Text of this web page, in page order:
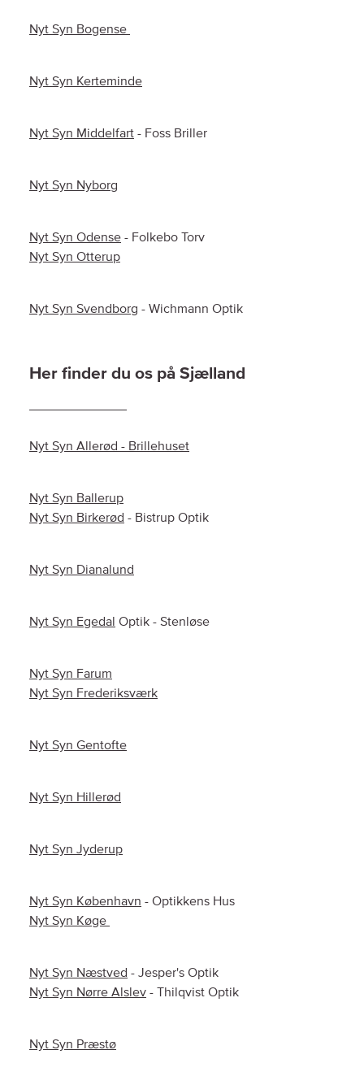
Nyt Syn Bogense
Nyt Syn Kerteminde
Nyt Syn Middelfart - Foss Briller
Nyt Syn Nyborg
Nyt Syn Odense - Folkebo Torv
Nyt Syn Otterup
Nyt Syn Svendborg - Wichmann Optik
Her finder du os på Sjælland
Nyt Syn Allerød - Brillehuset
Nyt Syn Ballerup
Nyt Syn Birkerød - Bistrup Optik
Nyt Syn Dianalund
Nyt Syn Egedal Optik - Stenløse
Nyt Syn Farum
Nyt Syn Frederiksværk
Nyt Syn Gentofte
Nyt Syn Hillerød
Nyt Syn Jyderup
Nyt Syn København - Optikkens Hus
Nyt Syn Køge
Nyt Syn Næstved - Jesper's Optik
Nyt Syn Nørre Alslev - Thilqvist Optik
Nyt Syn Præstø